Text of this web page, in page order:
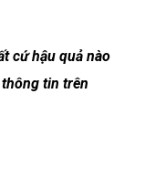
cứ hậu quả nào
tin trên